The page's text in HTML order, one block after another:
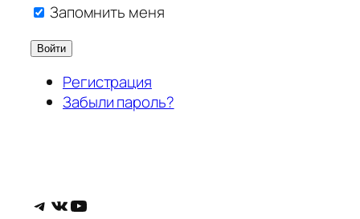
Запомнить меня
Войти
Регистрация
Забыли пароль?
Telegram
ВКонтакте
YouTube